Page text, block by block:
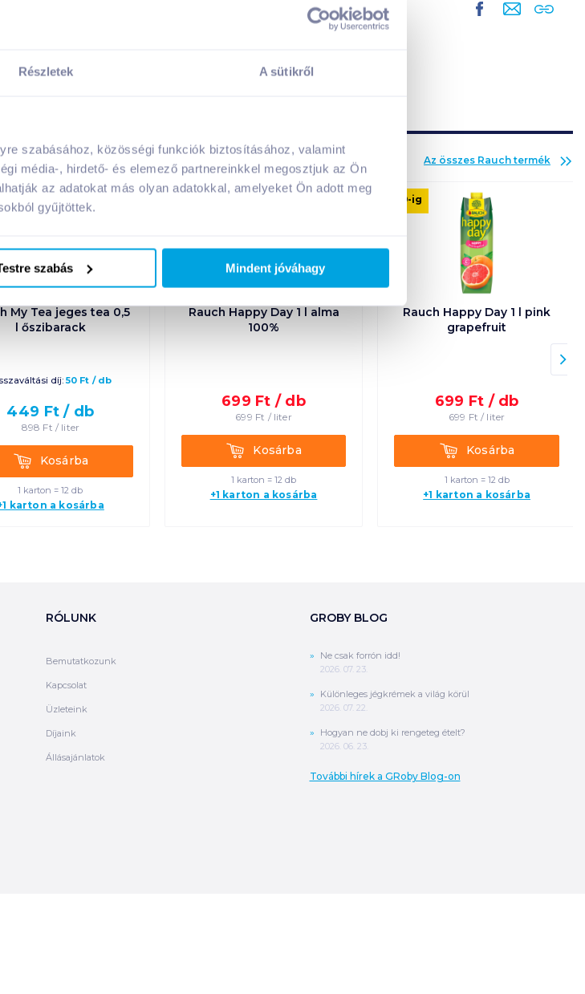
Részletek A sütikről
szabásához, közösségi funkciók biztosításához, valamint
média-, hirdető- és elemező partnereinkkel megosztjuk az Ön
az adatokat más olyan adatokkal, amelyeket Ön adott meg
gyűjtöttek.
szabás Mindent jóváhagy
A kosarad jelenleg üres.
Az összes Rauch termék
My Tea jeges tea 0,5
l őszibarack
díj: 50Ft / db
449 Ft / db
898 Ft / liter
KosárbaKosárba
1 karton = 12 db
karton a kosárba
Rauch Happy Day 1 l alma
100%
699 Ft / db
699 Ft / liter
KosárbaKosárba
1 karton = 12 db
+1 karton a kosárba
Rauch Happy Day 1 l pink
grapefruit
699 Ft / db
699 Ft / liter
KosárbaKosárba
1 karton = 12 db
+1 karton a kosárba
08. 19-ig
RÓLUNK
Bemutatkozunk
Kapcsolat
Üzleteink
Díjaink
Állásajánlatok
GROBY BLOG
Ne csak forrón idd!
2026. 07. 23.
Különleges jégkrémek a világ körül
2026. 07. 22.
Hogyan ne dobj ki rengeteg ételt?
2026. 06. 23.
További hírek a GRoby Blog-on